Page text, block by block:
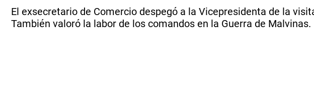
El exsecretario de Comercio despegó a la Vicepresidenta de la
También valoró la labor de los comandos en la Guerra de Malvinas.